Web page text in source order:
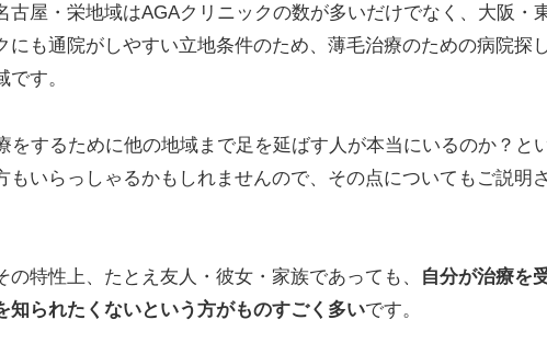
古屋・栄地域はAGAクリニックの数が多いだけでなく、大阪・
にも通院がしやすい立地条件のため、薄毛治療のための病院探
す。
をするために他の地域まで足を延ばす人が本当にいるのか？と
もいらっしゃるかもしれませんので、その点についてもご説明
の特性上、たとえ友人・彼女・家族であっても、
自分が治療を
知られたくないという方がものすごく多いです。